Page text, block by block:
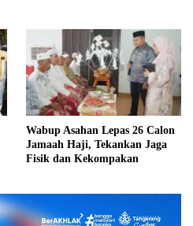
Wabup Asahan Lepas 26 Calon
Jamaah Haji, Tekankan Jaga
Fisik dan Kekompakan